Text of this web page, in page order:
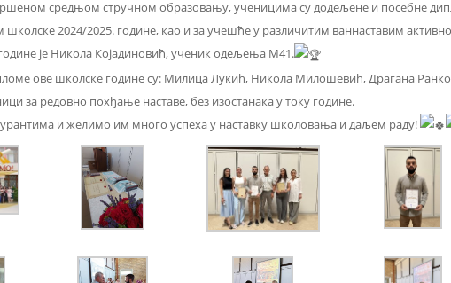
средњом стручном образовању, ученицима су додељене и посебне
2024/2025. године, као и за учешће у различитим ваннаставим
је Никола Којадиновић, ученик одељења М41.
ове школске године су: Милица Лукић, Никола Милошевић, Драгана
за редовно похђање наставе, без изостанака у току године.
и желимо им много успеха у наставку школовања и даљем раду!